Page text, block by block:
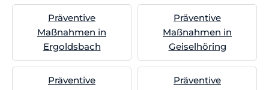
Präventive
Maßnahmen in
Ergoldsbach
Präventive
Maßnahmen in
Geiselhöring
Präventive
Präventive